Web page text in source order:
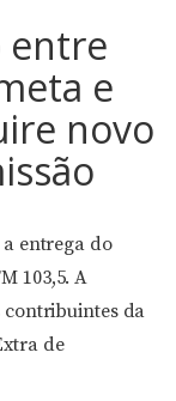
entre
e
novo
entrega do
103,5. A
contribuintes da
de